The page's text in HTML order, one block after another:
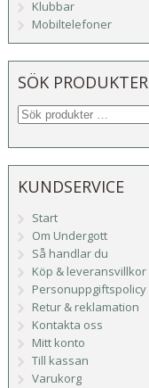
Klubbar
Mobiltelefoner
SÖK PRODUKTER
KUNDSERVICE
Start
Om Undergott
Så handlar du
Köp & leveransvillkor
Personuppgiftspolicy
Retur & reklamation
Kontakta oss
Mitt konto
Till kassan
Varukorg